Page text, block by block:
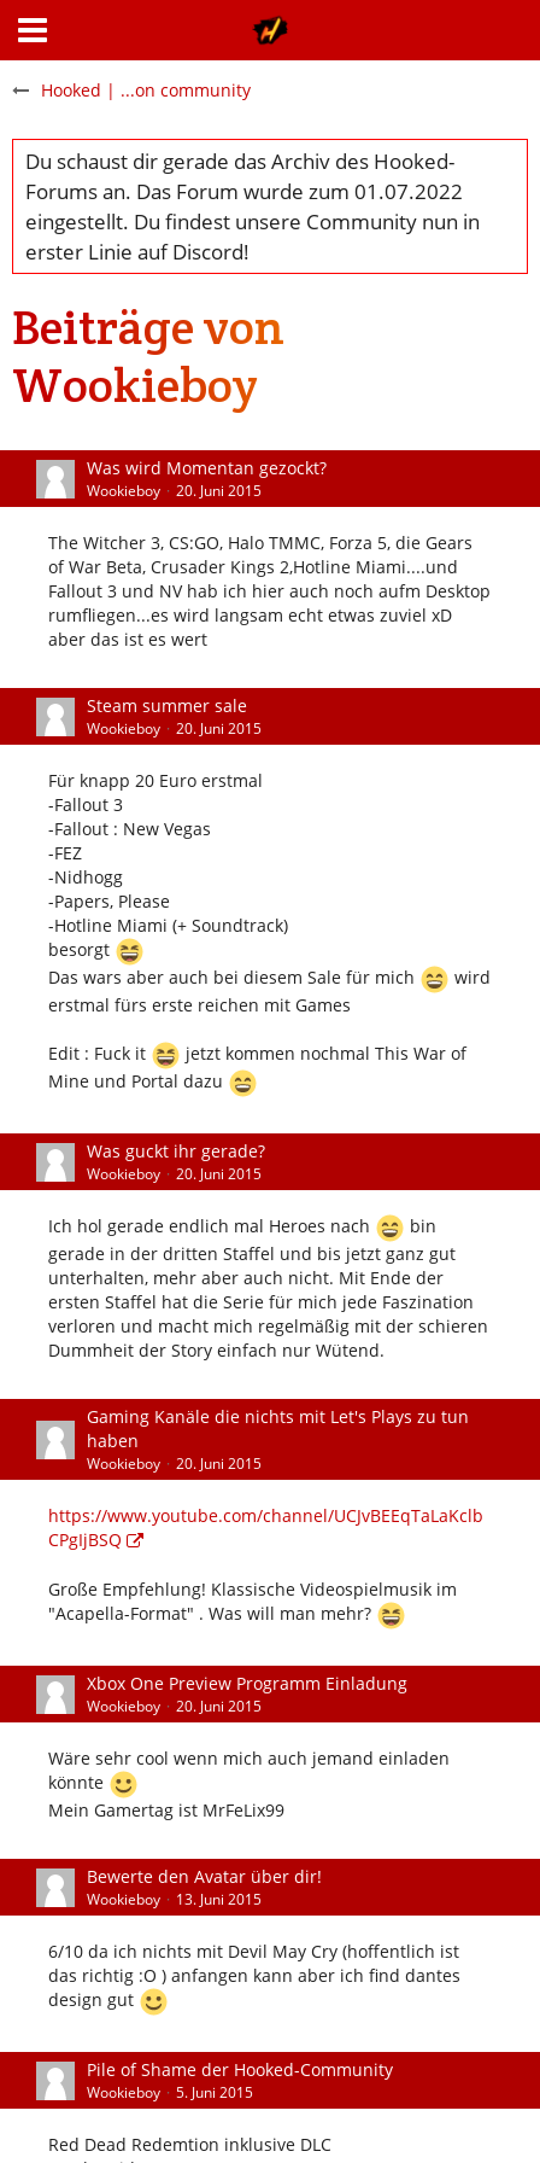
Hooked | ...on community
Beiträge von
Wookieboy
Was wird Momentan gezockt?
Wookieboy 20. Juni 2015
The Witcher 3, CS:GO, Halo TMMC, Forza 5, die Gears
of War Beta, Crusader Kings 2,Hotline Miami....und
Fallout 3 und NV hab ich hier auch noch aufm Desktop
rumfliegen...es wird langsam echt etwas zuviel xD
aber das ist es wert
Steam summer sale
Wookieboy 20. Juni 2015
Für knapp 20 Euro erstmal
-Fallout 3
-Fallout : New Vegas
-FEZ
-Nidhogg
-Papers, Please
-Hotline Miami (+ Soundtrack)
besorgt
Das wars aber auch bei diesem Sale für mich
wird
erstmal fürs erste reichen mit Games
Edit : Fuck it
jetzt kommen nochmal This War of
Mine und Portal dazu
​Was guckt ihr gerade?
Wookieboy 20. Juni 2015
Ich hol gerade endlich mal Heroes nach
bin
gerade in der dritten Staffel und bis jetzt ganz gut
unterhalten, mehr aber auch nicht. Mit Ende der
ersten Staffel hat die Serie für mich jede Faszination
verloren und macht mich regelmäßig mit der schieren
Dummheit der Story einfach nur Wütend.
Gaming Kanäle die nichts mit Let's Plays zu tun
haben
Wookieboy 20. Juni 2015
https://www.youtube.com/channel/UCJvBEEqTaLaKclb
CPgIjBSQ
Große Empfehlung! Klassische Videospielmusik im
"Acapella-Format" . Was will man mehr?
Xbox One Preview Programm Einladung
Wookieboy 20. Juni 2015
Wäre sehr cool wenn mich auch jemand einladen
könnte
Mein Gamertag ist MrFeLix99
Bewerte den Avatar über dir!
Wookieboy 13. Juni 2015
6/10 da ich nichts mit Devil May Cry (hoffentlich ist
das richtig :O ) anfangen kann aber ich find dantes
design gut
Pile of Shame der Hooked-Community
Wookieboy 5. Juni 2015
Red Dead Redemtion inklusive DLC